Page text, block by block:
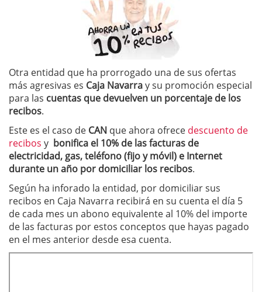
Otra entidad que ha prorrogado una de sus ofertas
más agresivas es Caja Navarray su promoción especial
para las cuentas que devuelven un porcentaje de los
recibos.
Este es el caso de CAN que ahora ofrece descuento de
recibos y bonifica el 10% de las facturas de
electricidad, gas, teléfono (fijo y móvil) e Internet
durante un año por domiciliar los recibos.
Según ha inforado la entidad, por domiciliar sus
recibos en Caja Navarra recibirá en su cuenta el día 5
de cada mes un abono equivalente al 10% del importe
de las facturas por estos conceptos que hayas pagado
en el mes anterior desde esa cuenta.